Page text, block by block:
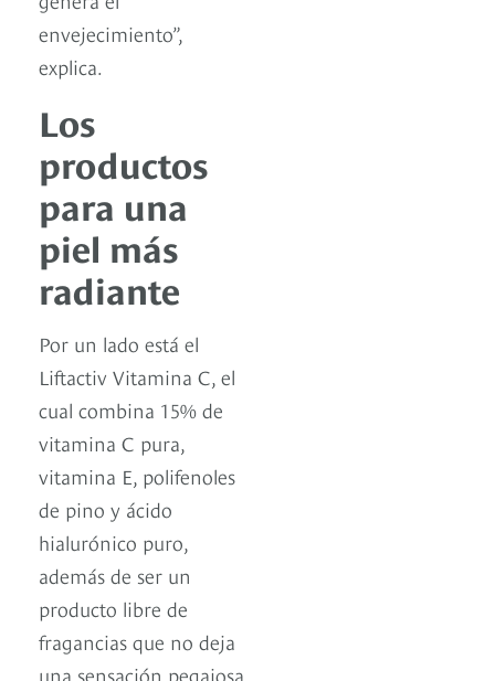
envejecimiento”,
explica.
Los
productos
para una
piel más
radiante
Por un lado está el
Liftactiv Vitamina C, el
cual combina 15% de
vitamina C pura,
vitamina E, polifenoles
de pino y ácido
hialurónico puro,
además de ser un
producto libre de
fragancias que no deja
una sensación pegajosa